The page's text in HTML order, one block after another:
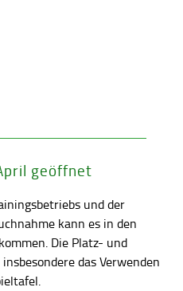
geöffnet
und der
kann es in den
Die Platz- und
das Verwenden